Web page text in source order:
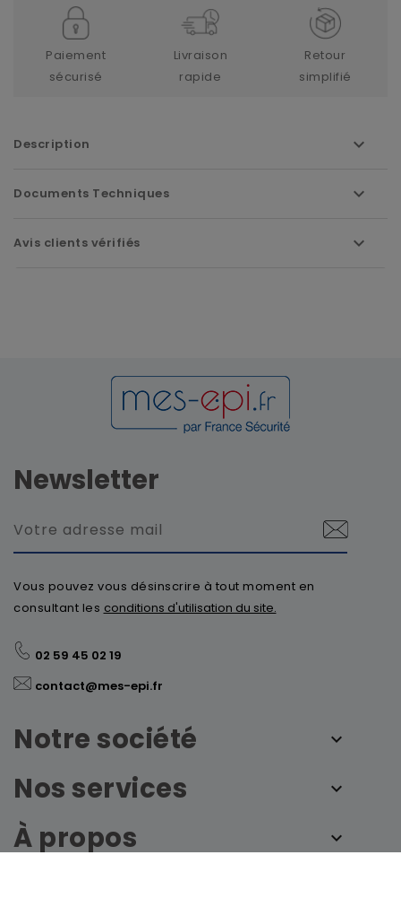
Paiement
sécurisé
Livraison
rapide
Retour
simplifié
Description
Documents Techniques
Avis clients vérifiés
Newsletter
Vous pouvez vous désinscrire à tout moment en
consultant les conditions d'utilisation du site.
02 59 45 02 19
contact@mes-epi.fr
Notre société
Nos services
À propos